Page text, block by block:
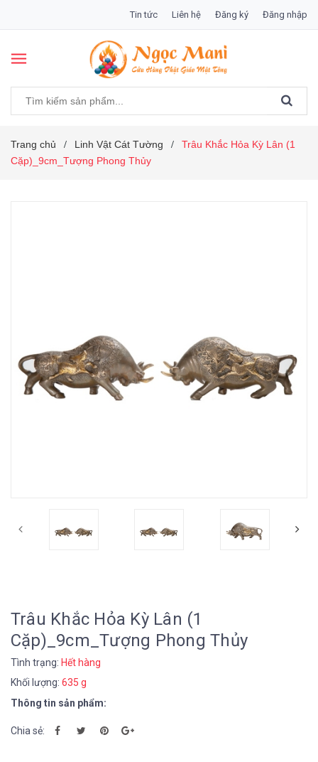
Tin tức Liên hệ Đăng ký Đăng nhập
Trang chủ / Linh Vật Cát Tường /
Trâu Khắc Hỏa Kỳ Lân (1
Cặp)_9cm_Tượng Phong Thủy
Trâu Khắc Hỏa Kỳ Lân (1
Cặp)_9cm_Tượng Phong Thủy
Tình trạng: Hết hàng
Khối lượng: 635 g
Thông tin sản phẩm:
Chia sẻ: